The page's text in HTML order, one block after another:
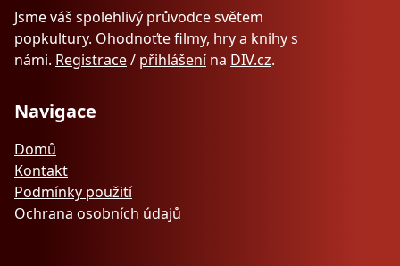
Jsme váš spolehlivý průvodce světem
popkultury. Ohodnoťte filmy, hry a knihy s
námi. Registrace/ přihlášenína DIV.cz.
Navigace
Domů
Kontakt
Podmínky použití
Ochrana osobních údajů